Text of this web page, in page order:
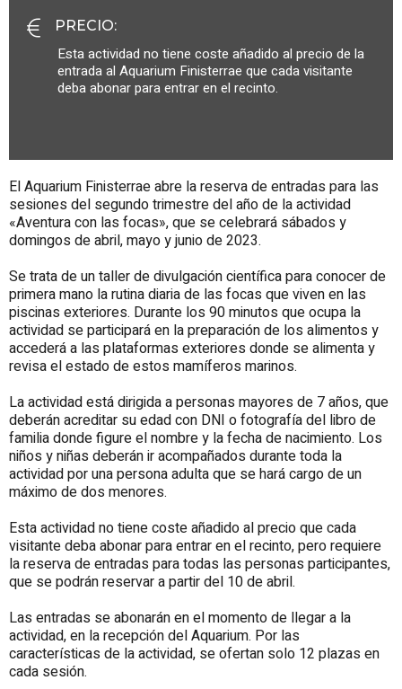
PRECIO:
Esta actividad no tiene coste añadido al precio de la
entrada al Aquarium Finisterrae que cada visitante
deba abonar para entrar en el recinto.
El Aquarium Finisterrae abre la reserva de entradas para las
sesiones del segundo trimestre del año de la actividad
«Aventura con las focas», que se celebrará sábados y
domingos de abril, mayo y junio de 2023.
Se trata de un taller de divulgación científica para conocer de
primera mano la rutina diaria de las focas que viven en las
piscinas exteriores. Durante los 90 minutos que ocupa la
actividad se participará en la preparación de los alimentos y
accederá a las plataformas exteriores donde se alimenta y
revisa el estado de estos mamíferos marinos.
La actividad está dirigida a personas mayores de 7 años, que
deberán acreditar su edad con DNI o fotografía del libro de
familia donde figure el nombre y la fecha de nacimiento. Los
niños y niñas deberán ir acompañados durante toda la
actividad por una persona adulta que se hará cargo de un
máximo de dos menores.
Esta actividad no tiene coste añadido al precio que cada
visitante deba abonar para entrar en el recinto, pero requiere
la reserva de entradas para todas las personas participantes,
que se podrán reservar a partir del 10 de abril.
Las entradas se abonarán en el momento de llegar a la
actividad, en la recepción del Aquarium. Por las
características de la actividad, se ofertan solo 12 plazas en
cada sesión.